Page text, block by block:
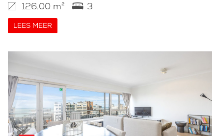
126.00 m² 3
LEES MEER